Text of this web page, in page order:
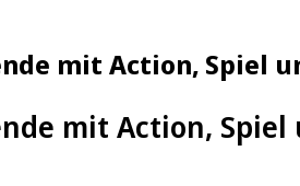
mit Action, Spiel
mit Action, Spiel